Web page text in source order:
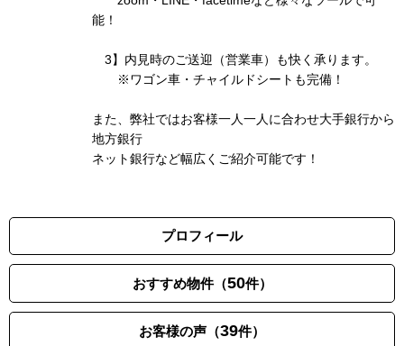
能！
3】内見時のご送迎（営業車）も快く承ります。
※ワゴン車・チャイルドシートも完備！
また、弊社ではお客様一人一人に合わせ大手銀行から
地方銀行
ネット銀行など幅広くご紹介可能です！
プロフィール
おすすめ物件（50件）
お客様の声（39件）